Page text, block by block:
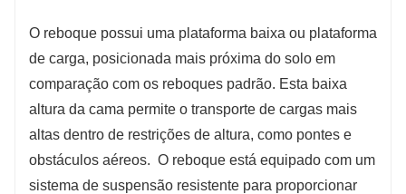
O reboque possui uma plataforma baixa ou plataforma
de carga, posicionada mais próxima do solo em
comparação com os reboques padrão. Esta baixa
altura da cama permite o transporte de cargas mais
altas dentro de restrições de altura, como pontes e
obstáculos aéreos. O reboque está equipado com um
sistema de suspensão resistente para proporcionar